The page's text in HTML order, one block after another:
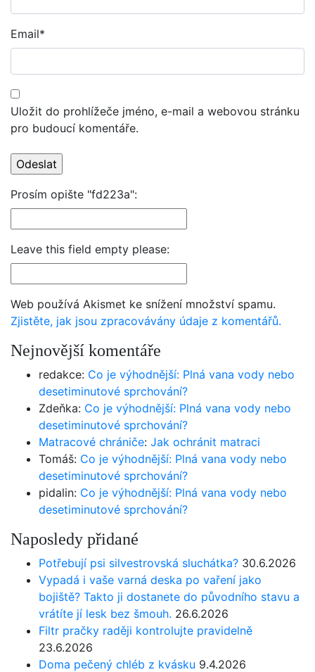
Email*
Uložit do prohlížeče jméno, e-mail a webovou stránku
pro budoucí komentáře.
Prosím opište "fd223a":
Leave this field empty please:
Web používá Akismet ke snížení množství spamu.
Zjistěte, jak jsou zpracovávány údaje z komentářů.
Nejnovější komentáře
redakce: Co je výhodnější: Plná vana vody nebo
desetiminutové sprchování?
Zdeňka: Co je výhodnější: Plná vana vody nebo
desetiminutové sprchování?
Matracové chrániče: Jak ochránit matraci
Tomáš: Co je výhodnější: Plná vana vody nebo
desetiminutové sprchování?
pidalin: Co je výhodnější: Plná vana vody nebo
desetiminutové sprchování?
Naposledy přidané
Potřebují psi silvestrovská sluchátka? 30.6.2026
Vypadá i vaše varná deska po vaření jako
bojiště? Takto ji dostanete do původního stavu a
vrátíte jí lesk bez šmouh. 26.6.2026
Filtr pračky raději kontrolujte pravidelně
23.6.2026
Doma pečený chléb z kvásku 9.4.2026